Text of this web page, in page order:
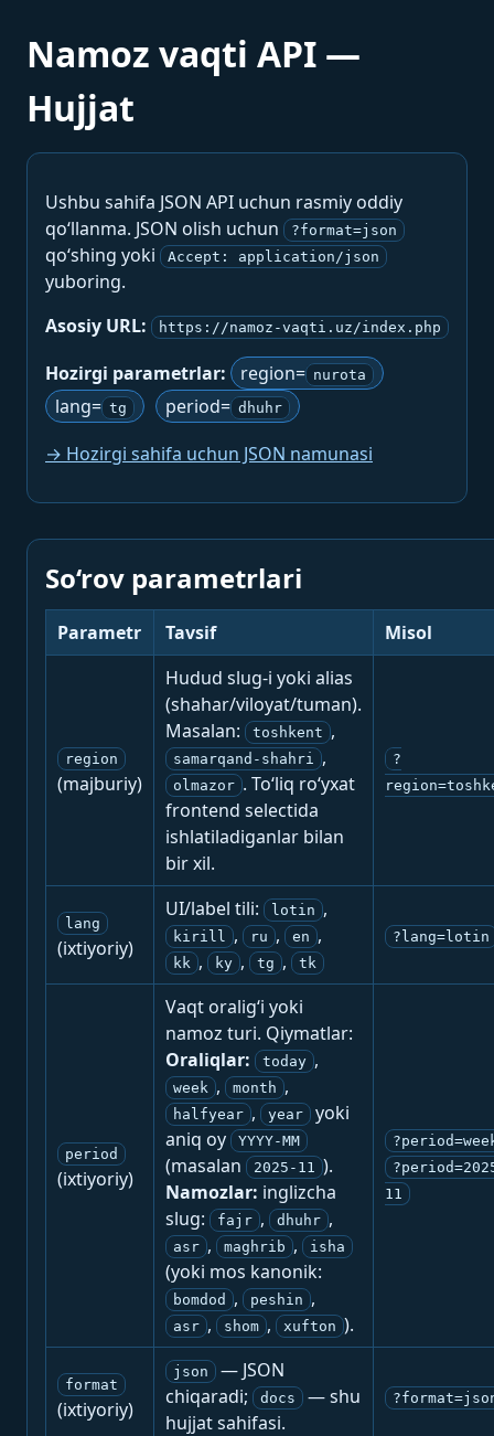
Namoz vaqti API —
Hujjat
Ushbu sahifa JSON API uchun rasmiy oddiy
qo‘llanma. JSON olish uchun
?format=json
qo‘shing yoki Accept: application/json
yuboring.
Asosiy URL:
https://namoz-vaqti.uz/index.php
Hozirgi parametrlar: region= nurota
lang= tg period= dhuhr
→ Hozirgi sahifa uchun JSON namunasi
So‘rov parametrlari
Parametr Tavsif Misol
region
(majburiy)
Hudud slug-i yoki alias
(shahar/viloyat/tuman).
Masalan:
toshkent ,
samarqand-shahri ,
olmazor . To‘liq ro‘yxat
frontend selectida
ishlatiladiganlar bilan
bir xil.
?
lang
(ixtiyoriy)
UI/label tili: lotin ,
kirill , ru , en ,
kk , ky , tg , tk
?lang=lotin
period
(ixtiyoriy)
Vaqt oralig‘i yoki
namoz turi. Qiymatlar:
Oraliqlar:
today ,
week , month ,
halfyear , year
yoki
aniq oy
YYYY-MM
(masalan 2025-11 ).
Namozlar: inglizcha
slug:
fajr , dhuhr ,
asr , maghrib , isha
(yoki mos kanonik:
bomdod , peshin ,
asr , shom , xufton ).
11
format
(ixtiyoriy)
json
— JSON
chiqaradi;
docs
— shu
hujjat sahifasi.